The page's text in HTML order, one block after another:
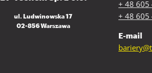
ul. Ludwinowska 17
02-856 Warszawa
+ 48 605
+ 48 605
E-mail